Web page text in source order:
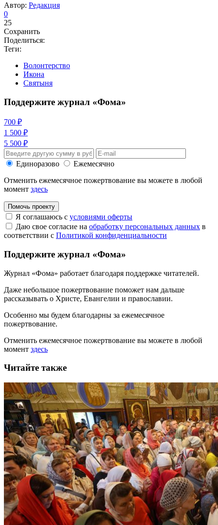
Автор: Редакция
0
25
Сохранить
Поделиться:
Теги:
Волонтерство
Икона
Святыня
Поддержите журнал «Фома»
700 ₽
1 500 ₽
5 500 ₽
Единоразово
Ежемесячно
Отменить ежемесячное пожертвование вы можете в любой
момент здесь
Помочь проекту
Я соглашаюсь с условиями оферты
Даю свое согласие на обработку персональных данных в
соответствии с Политикой конфиденциальности
Поддержите журнал «Фома»
Журнал «Фома» работает благодаря поддержке читателей.
Даже небольшое пожертвование поможет нам дальше
рассказывать о Христе, Евангелии и православии.
Особенно мы будем благодарны за ежемесячное
пожертвование.
Отменить ежемесячное пожертвование вы можете в любой
момент здесь
Читайте также